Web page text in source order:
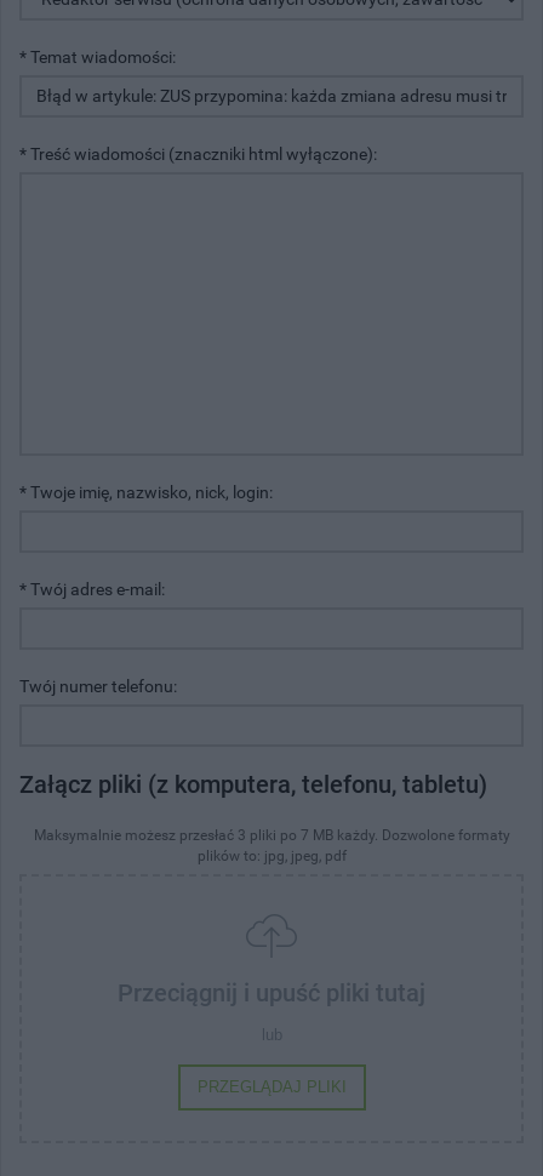
* Temat wiadomości:
* Treść wiadomości (znaczniki html wyłączone):
* Twoje imię, nazwisko, nick, login:
* Twój adres e-mail:
Twój numer telefonu:
Załącz pliki (z komputera, telefonu, tabletu)
Maksymalnie możesz przesłać 3 pliki po 7 MB każdy. Dozwolone formaty
plików to: jpg, jpeg, pdf
Przeciągnij i upuść pliki tutaj
lub
PRZEGLĄDAJ PLIKI